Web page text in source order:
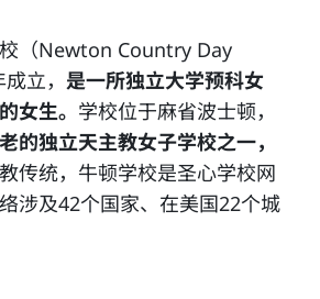
（Newton Country Day
立， 是一所独立大学预科女
女生。 学校位于麻省波士顿，
的独立天主教女子学校之一，
传统，牛顿学校是圣心学校网
涉及42个国家、在美国22个城